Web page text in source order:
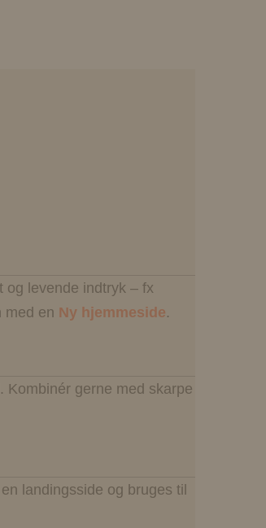
levende indtryk – fx
med en Ny hjemmeside.
Kombinér gerne med skarpe
landingsside og bruges til